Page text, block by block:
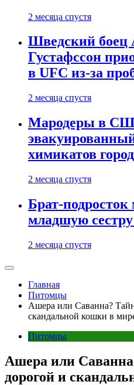
2 месяца спустя
Шведский боец
Густафссон
в UFC из-за
2 месяца спустя
Мародеры в
химикатов город
2 месяца спустя
Брат-подросток
младшую
2 месяца спустя
Главная
Питомцы
Ашера или Саванна?
скандальной кошки в
Питомцы
Ашера или
дорогой и